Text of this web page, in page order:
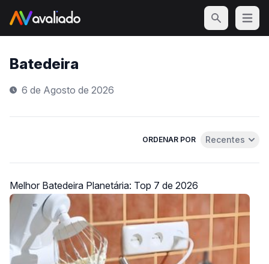
Open
Batedeira
6 de Agosto de 2026
ORDENAR POR Abrir menu de
Recentes
Melhor Batedeira Planetária: Top 7 de 2026